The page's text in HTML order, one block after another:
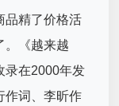
品精了价格活
。《越来越
录在2000年发
作词、李昕作